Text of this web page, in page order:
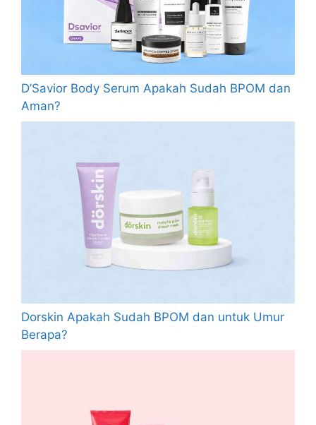
D’Savior Body Serum Apakah Sudah BPOM dan
Aman?
Dorskin Apakah Sudah BPOM dan untuk Umur
Berapa?